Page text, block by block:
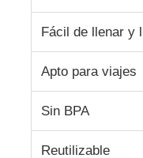
frasco de viaje de
Botella de agua
Taza plegable de
Fácil de llenar y
Apto para viajes
Sin BPA
Reutilizable